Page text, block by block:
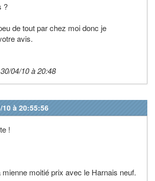
?
de tout par chez moi donc je
avis.
04/10 à 20:48
10 à 20:55:56
!
moitié prix avec le Harnais neuf.